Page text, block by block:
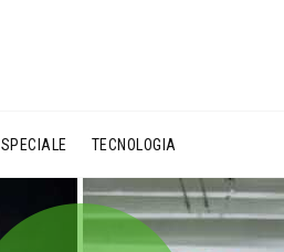
SPECIALE TECNOLOGIA